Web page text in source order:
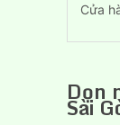
Cửa
Dọn
Sài